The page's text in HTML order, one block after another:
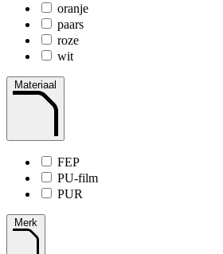
oranje
paars
roze
wit
Materiaal
FEP
PU-film
PUR
Merk